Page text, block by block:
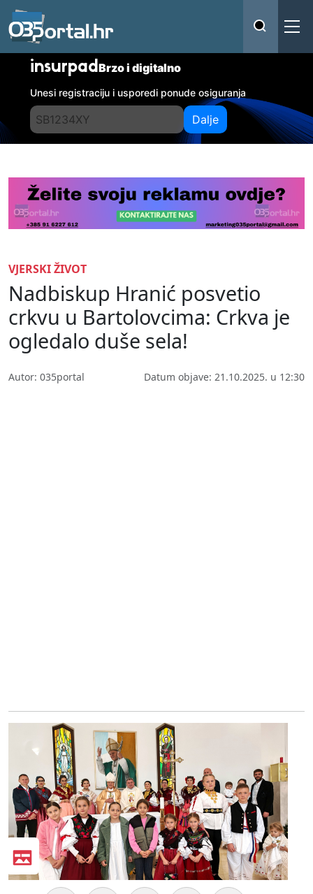
insurpadBrzo i digitalno
Unesi registraciju i usporedi ponude osiguranja
Dalje
VJERSKI ŽIVOT
Nadbiskup Hranić posvetio
crkvu u Bartolovcima: Crkva je
ogledalo duše sela!
Autor: 035portal Datum objave: 21.10.2025. u 12:30